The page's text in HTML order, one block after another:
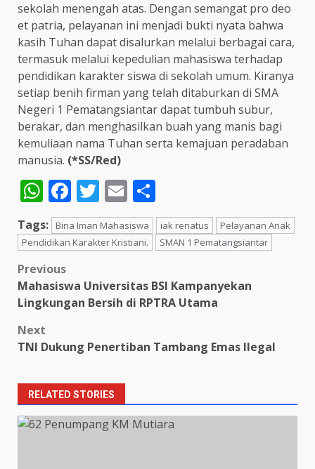
sekolah menengah atas. Dengan semangat pro deo
et patria, pelayanan ini menjadi bukti nyata bahwa
kasih Tuhan dapat disalurkan melalui berbagai cara,
termasuk melalui kepedulian mahasiswa terhadap
pendidikan karakter siswa di sekolah umum. Kiranya
setiap benih firman yang telah ditaburkan di SMA
Negeri 1 Pematangsiantar dapat tumbuh subur,
berakar, dan menghasilkan buah yang manis bagi
kemuliaan nama Tuhan serta kemajuan peradaban
manusia. (*SS/Red)
WhatsApp
Facebook
Twitter
Email
Tags: Bina Iman Mahasiswa iak renatus
Pelayanan Anak
Pendidikan Karakter Kristiani.
SMAN 1 Pematangsiantar
Post
navigation
Previous
Mahasiswa Universitas BSI Kampanyekan
Lingkungan Bersih di RPTRA Utama
Next
TNI Dukung Penertiban Tambang Emas Ilegal
RELATED STORIES